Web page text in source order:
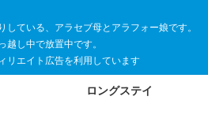
している、アラセブ母とアラフォー娘です。
越し中で放置中です。
リエイト広告を利用しています
ロングステイ